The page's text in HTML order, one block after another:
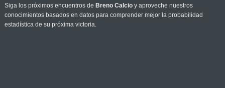
Siga los próximos encuentros de Breno Calcioy aproveche nuestros
conocimientos basados en datos para comprender mejor la probabilidad
estadística de su próxima victoria.